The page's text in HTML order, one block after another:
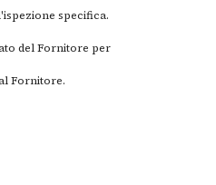
specifica.
del Fornitore per
Fornitore.